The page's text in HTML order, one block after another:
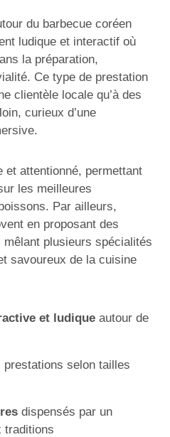
du barbecue coréen
ludique et interactif où
la préparation,
Ce type de prestation
clientèle locale qu’à des
curieux d’une
et attentionné, permettant
les meilleures
Par ailleurs,
en proposant des
plusieurs spécialités
savoureux de la cuisine
et ludique autour de
prestations selon tailles
dispensés par un
traditions